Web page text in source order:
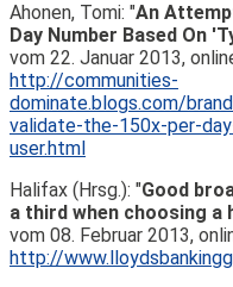
Ahonen, Tomi: "An
Day Number Based On
vom 22. Januar 2013,
http://communities-
dominate.blogs.com/
validate-the-150x-per-
user.html
Halifax (Hrsg.): "Good
a third when choosing a
vom 08. Februar 2013,
http://